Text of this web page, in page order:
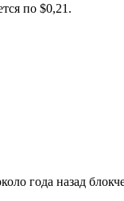
по $0,21.
года назад